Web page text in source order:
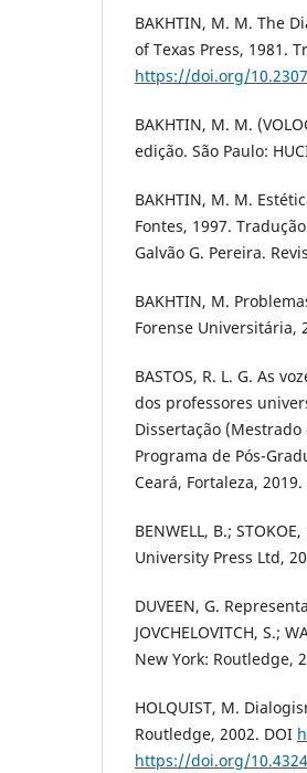
BAKHTIN, M. M. The
of Texas Press, 1981.
https://doi.org/
BAKHTIN, M. M.
edição. São Paulo:
BAKHTIN, M. M.
Fontes, 1997.
Galvão G. Pereira.
BAKHTIN, M.
Forense Universitária,
BASTOS, R. L. G. As
dos professores
Dissertação
Programa de Pós-
Ceará, Fortaleza, 2019.
BENWELL, B.;
University Press Ltd,
DUVEEN, G.
JOVCHELOVITCH, S.;
New York: Routledge,
HOLQUIST, M.
Routledge, 2002. DOI
https://doi.org/